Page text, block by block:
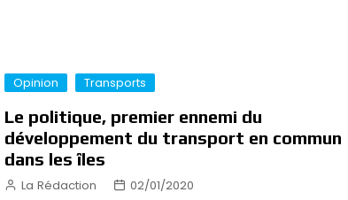
Opinion Transports
Le politique, premier ennemi du
développement du transport en commun
dans les îles
La Rédaction 02/01/2020